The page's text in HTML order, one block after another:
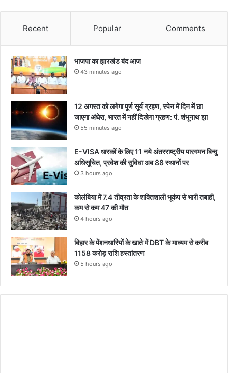
Recent Popular Comments
भाजपा का झारखंड बंद आज
43 minutes ago
12 अगस्त को लगेगा पूर्ण सूर्य ग्रहण, स्पेन में दिन में छा
जाएगा अंधेरा, भारत में नहीं दिखेगा ग्रहण: पं. शंभूनाथ झा
55 minutes ago
E-VISA धारकों के लिए 11 नये अंतरराष्ट्रीय पारगमन बिन्दु
अधिसूचित, प्रवेश की सुविधा अब 88 स्थानों पर
3 hours ago
कोलंबिया में 7.4 तीव्रता के शक्तिशाली भूकंप से भारी तबाही,
कम से कम 47 की मौत
4 hours ago
बिहार के पेंशनधारियों के खाते में DBT के माध्यम से करीब
1158 करोड़ राशि हस्तांतरण
5 hours ago